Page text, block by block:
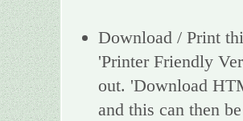
Download / Print
'Printer Friendly
out. 'Download
and this can then